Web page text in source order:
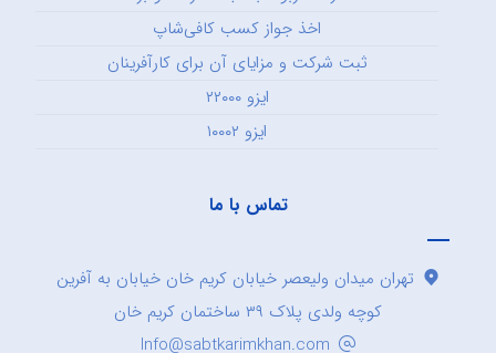
اخذ جواز کسب کافی‌شاپ
ثبت شرکت و مزایای آن برای کارآفرینان
ایزو ۲۲۰۰۰
ایزو ۱۰۰۰۲
تماس با ما
تهران میدان ولیعصر خیابان کریم خان خیابان به آفرین
کوچه ولدی پلاک ۳۹ ساختمان کریم خان
Info@sabtkarimkhan.com